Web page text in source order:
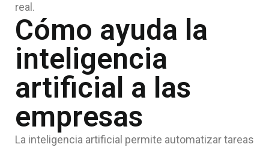
real.
Cómo ayuda la
inteligencia
artificial a las
empresas
La inteligencia artificial permite automatizar tareas